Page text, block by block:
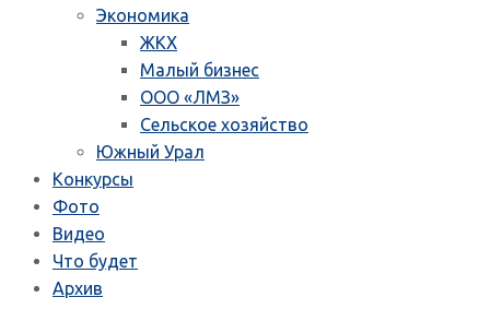
Экономика
ЖКХ
Малый бизнес
ООО «ЛМЗ»
Сельское хозяйство
Южный Урал
Конкурсы
Фото
Видео
Что будет
Архив